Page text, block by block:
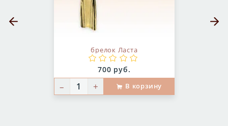
брелок Ласта
Цена:
700 руб.
– + В корзину
Предыдущий слайд